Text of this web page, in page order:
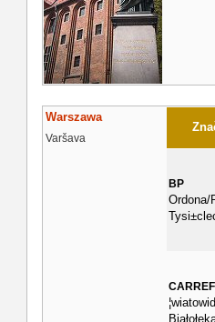
Warszawa
Varšava
BP
Ordona/